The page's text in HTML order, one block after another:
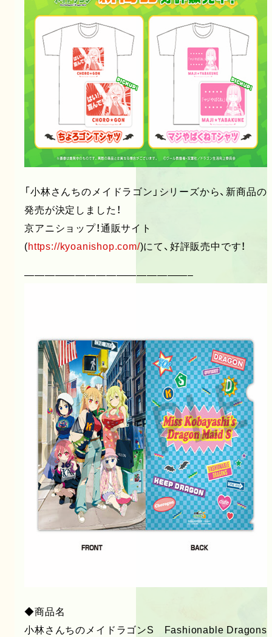
「小林さんちのメイドラゴン」シリーズから、新商品の
発売が決定しました！
京アニショップ！通販サイト
(https://kyoanishop.com/)にて、好評販売中です！
————————————————–
◆商品名
小林さんちのメイドラゴンS Fashionable Dragons